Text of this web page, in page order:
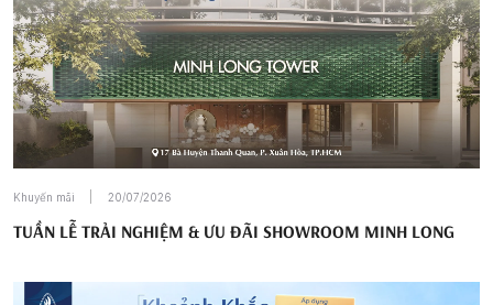
Khuyến mãi 20/07/2026
TUẦN LỄ TRẢI NGHIỆM & ƯU ĐÃI SHOWROOM MINH LONG